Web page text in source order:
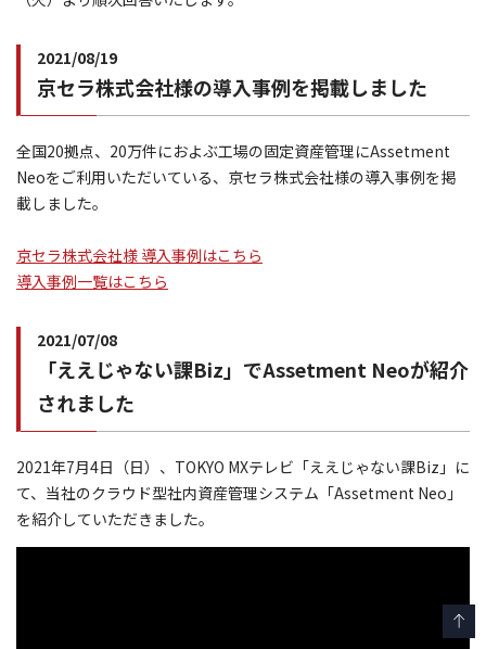
2021/08/19
京セラ株式会社様の導入事例を掲載しました
全国20拠点、20万件におよぶ工場の固定資産管理にAssetment
Neoをご利用いただいている、京セラ株式会社様の導入事例を掲
載しました。
京セラ株式会社様 導入事例はこちら
導入事例一覧はこちら
2021/07/08
「ええじゃない課Biz」でAssetment Neoが紹介
されました
2021年7月4日（日）、TOKYO MXテレビ「ええじゃない課Biz」に
て、当社のクラウド型社内資産管理システム「Assetment Neo」
を紹介していただきました。